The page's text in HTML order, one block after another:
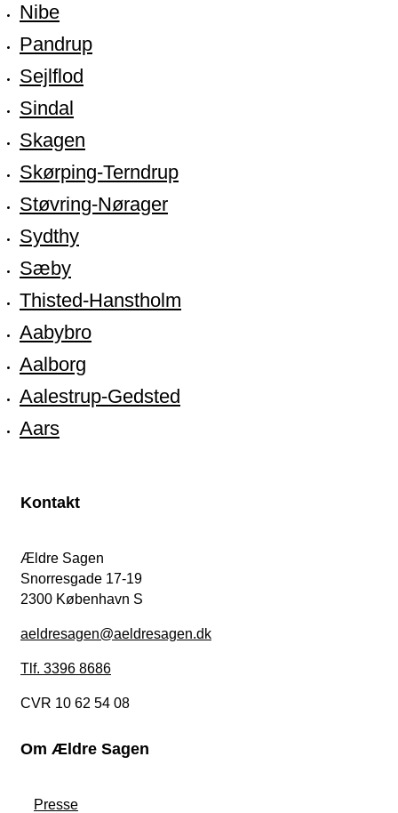
Nibe
Pandrup
Sejlflod
Sindal
Skagen
Skørping-Terndrup
Støvring-Nørager
Sydthy
Sæby
Thisted-Hanstholm
Aabybro
Aalborg
Aalestrup-Gedsted
Aars
Kontakt
Ældre Sagen
Snorresgade 17-19
2300 København S
aeldresagen@aeldresagen.dk
Tlf. 3396 8686
CVR 10 62 54 08
Om Ældre Sagen
Presse